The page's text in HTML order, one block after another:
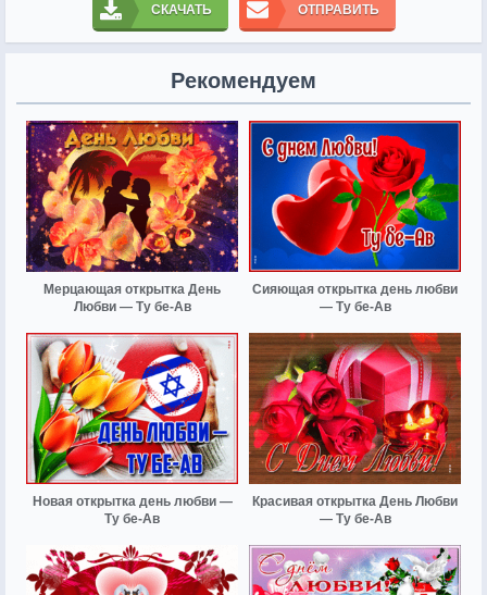
СКАЧАТЬ ОТПРАВИТЬ
Рекомендуем
Мерцающая открытка День
Любви — Ту бе-Ав
Сияющая открытка день любви
— Ту бе-Ав
Новая открытка день любви —
Ту бе-Ав
Красивая открытка День Любви
— Ту бе-Ав